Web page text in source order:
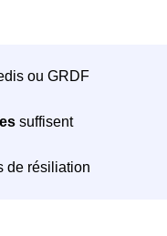
ou GRDF
suffisent
de résiliation